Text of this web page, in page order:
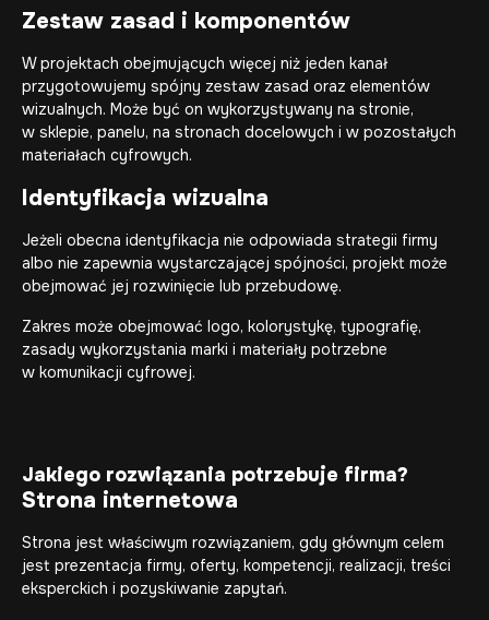
Zestaw zasad i komponentów
W projektach obejmujących więcej niż jeden kanał
przygotowujemy spójny zestaw zasad oraz elementów
wizualnych. Może być on wykorzystywany na stronie,
w sklepie, panelu, na stronach docelowych i w pozostałych
materiałach cyfrowych.
Identyfikacja wizualna
Jeżeli obecna identyfikacja nie odpowiada strategii firmy
albo nie zapewnia wystarczającej spójności, projekt może
obejmować jej rozwinięcie lub przebudowę.
Zakres może obejmować logo, kolorystykę, typografię,
zasady wykorzystania marki i materiały potrzebne
w komunikacji cyfrowej.
Jakiego rozwiązania potrzebuje firma?
Strona internetowa
Strona jest właściwym rozwiązaniem, gdy głównym celem
jest prezentacja firmy, oferty, kompetencji, realizacji, treści
eksperckich i pozyskiwanie zapytań.